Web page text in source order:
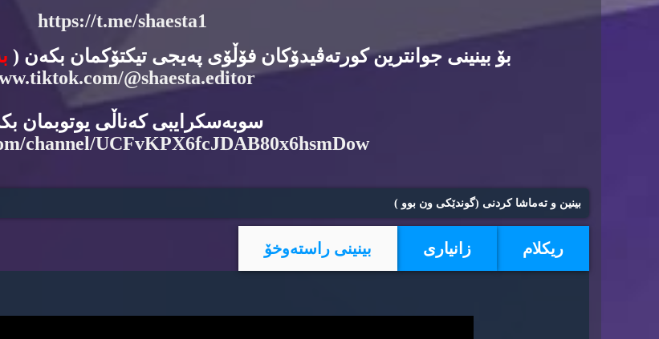
https://t.me/shaesta1
بۆ بینینی جوانترین كورته‌ڤیدۆكان فۆڵۆی په‌یجی تیكتۆكمان بكه‌ن (
@shaesta.editor
سوبه‌سكرایبی كه‌ناڵی یوتوبمان
channel/UCFvKPX6fcJDAB80x6hsmDow
بینین و ته‌ماشا كردنی (گوندێكی ون بوو )
ریكلام زانیاری بینینی راسته‌وخۆ